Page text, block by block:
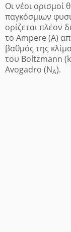
Oι νέοι ορισμοί
παγκόσμιων
ορίζεται πλέον
το Ampere (A)
βαθμός της
του Boltzmann
Avogadro (NA).